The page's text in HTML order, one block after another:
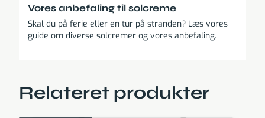
Vores anbefaling til solcreme
Skal du på ferie eller en tur på stranden? Læs vores
guide om diverse solcremer og vores anbefaling.
Relateret produkter